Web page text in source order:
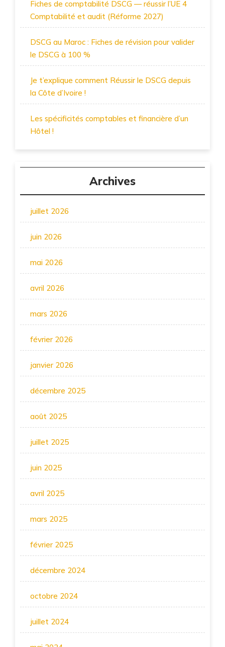
Fiches de comptabilité DSCG — réussir l’UE 4
Comptabilité et audit (Réforme 2027)
DSCG au Maroc : Fiches de révision pour valider
le DSCG à 100 %
Je t’explique comment Réussir le DSCG depuis
la Côte d’Ivoire !
Les spécificités comptables et financière d’un
Hôtel !
Archives
juillet 2026
juin 2026
mai 2026
avril 2026
mars 2026
février 2026
janvier 2026
décembre 2025
août 2025
juillet 2025
juin 2025
avril 2025
mars 2025
février 2025
décembre 2024
octobre 2024
juillet 2024